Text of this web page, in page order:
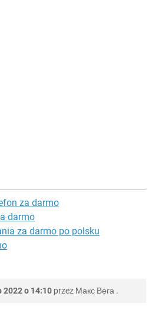
za darmo
darmo
za darmo po polsku
2022 o 14:10 przez Макс Вега .